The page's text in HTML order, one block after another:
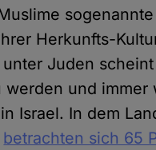
sogenannte
Herkunfts-
Juden
werden und
Israel. In dem
betrachten sich 65